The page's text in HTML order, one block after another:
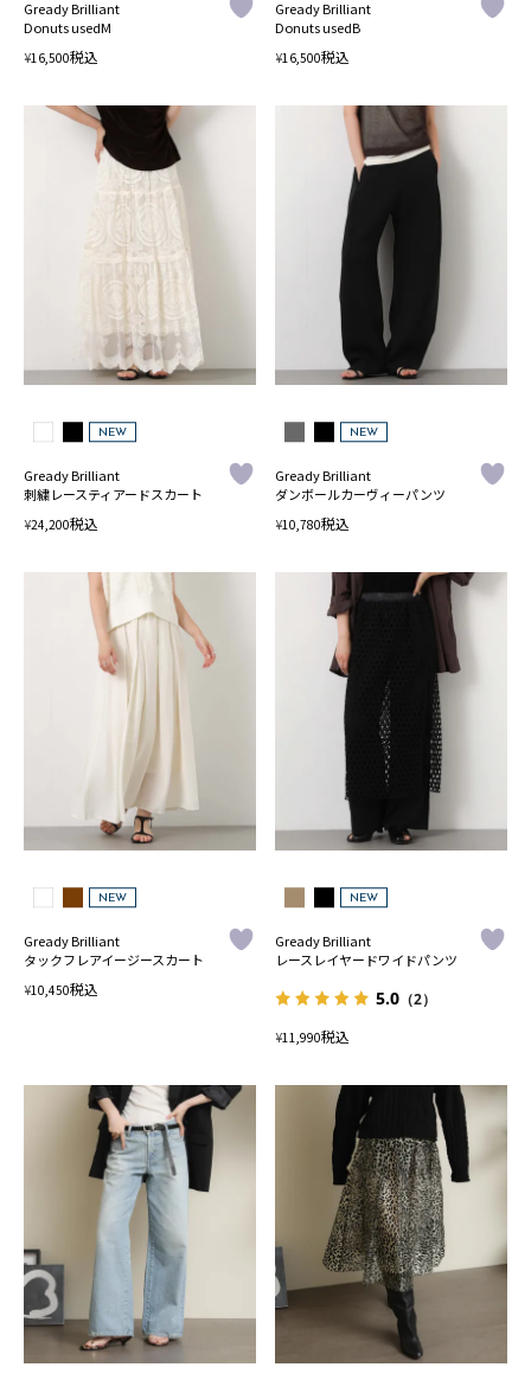
Gready Brilliant
Donuts usedM
¥16,500税込
Gready Brilliant
Donuts usedB
¥16,500税込
NEW
Gready Brilliant
刺繍レースティアードスカート
¥24,200税込
NEW
Gready Brilliant
ダンボールカーヴィーパンツ
¥10,780税込
NEW
Gready Brilliant
タックフレアイージースカート
¥10,450税込
NEW
Gready Brilliant
レースレイヤードワイドパンツ
5.0 （2）
¥11,990税込